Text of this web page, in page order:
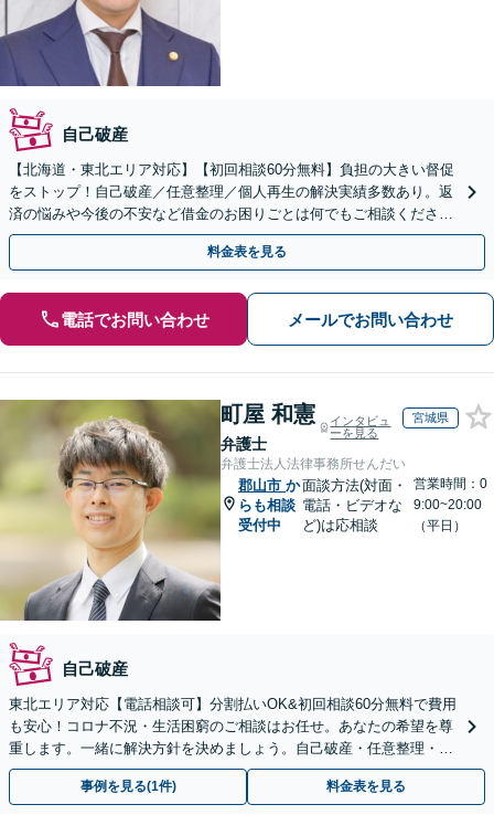
自己破産
【北海道・東北エリア対応】【初回相談60分無料】負担の大きい督促
をストップ！自己破産／任意整理／個人再生の解決実績多数あり。返
済の悩みや今後の不安など借金のお困りごとは何でもご相談くださ
い。依頼者さまにとって最善の解決をご提案【土曜も営業】
料金表を見る
電話でお問い合わせ メールでお問い合わせ
町屋 和憲
弁護士
インタビュ
ーを見る
宮城県
弁護士法人法律事務所せんだい
郡山市 か
らも相談
受付中
面談方法(対面・
電話・ビデオな
ど)は応相談
営業時間：0
9:00~20:00
（平日）
自己破産
東北エリア対応【電話相談可】分割払いOK&初回相談60分無料で費用
も安心！コロナ不況・生活困窮のご相談はお任せ。あなたの希望を尊
重します。一緒に解決方針を決めましょう。自己破産・任意整理・個
人再生・時効の援用など実績多数【完全個室】
事例を見る(1件) 料金表を見る